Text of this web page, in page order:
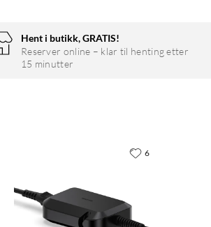
Hent i butikk, GRATIS!
Reserver online – klar til henting etter
15 minutter
6